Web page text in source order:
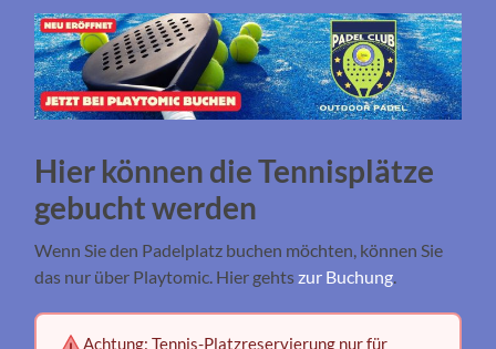
Hier können die Tennisplätze
gebucht werden
Wenn Sie den Padelplatz buchen möchten, können Sie
das nur über Playtomic. Hier gehtszur Buchung.
Achtung: Tennis-Platzreservierung nur für